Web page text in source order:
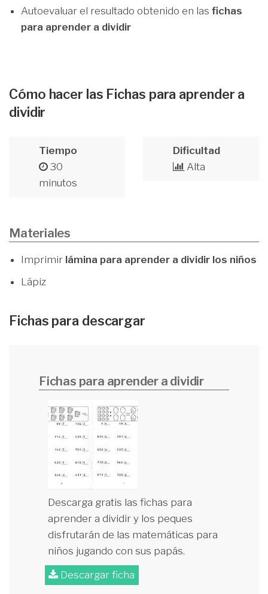
Autoevaluar el resultado obtenido en las fichas
para aprender a dividir
Cómo hacer las Fichas para aprender a
dividir
Tiempo
30
minutos
Dificultad
Alta
Materiales
Imprimir lámina para aprender a dividir los niños
Lápiz
Fichas para descargar
Fichas para aprender a dividir
Descarga gratis las fichas para
aprender a dividir y los peques
disfrutarán de las matemáticas para
niños jugando con sus papás.
Descargar ficha